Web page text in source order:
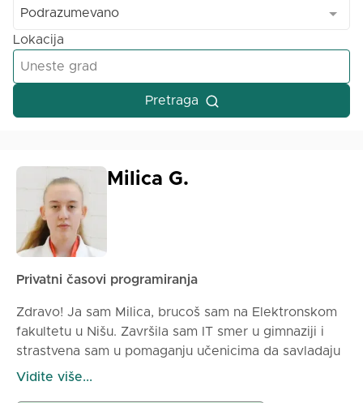
Podrazumevano
Lokacija
Pretraga
Milica G.
Privatni časovi programiranja
Zdravo! Ja sam Milica, brucoš sam na Elektronskom
fakultetu u Nišu. Završila sam IT smer u gimnaziji i
strastvena sam u pomaganju učenicima da savladaju
matematiku i programiranje (od programskih jezika
Vidite više...